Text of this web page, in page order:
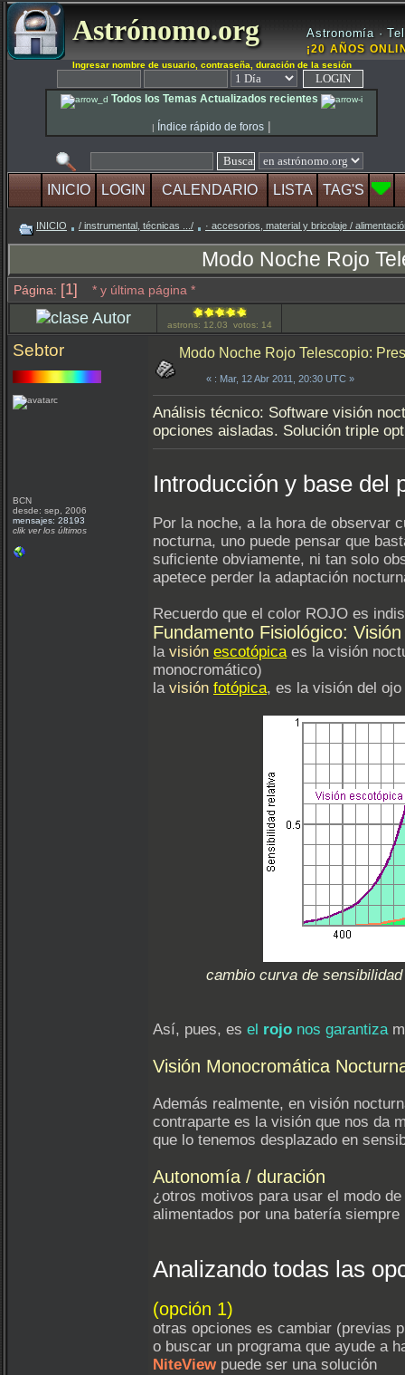
Astrónomo.org Astronomía ·
¡20 AÑOS
Ingresar nombre de usuario, contraseña, duración de la sesión
Todos los Temas Actualizados recientes
| Índice rápido de foros |
INICIO LOGIN CALENDARIO LISTA TAG'S
INICIO / instrumental, técnicas .../ · accesorios, material y bricolaje /
Modo Noche Rojo
Página: [1] * y última página *
Autor astrons: 12.03 votos: 14
Sebtor
BCN
desde: sep, 2006
mensajes: 28193
clik ver los últimos
Modo Noche Rojo Telescopio:
« : Mar, 12 Abr 2011, 20:30 UTC »
Análisis técnico: Software visión
opciones aisladas. Solución triple
Introducción y base del
Por la noche, a la hora de observar
nocturna, uno puede pensar que
suficiente obviamente, ni tan solo
apetece perder la adaptación
Recuerdo que el color ROJO es
Fundamento Fisiológico:
la visión escotópica es la visión
monocromático)
la visión fotópica, es la visión del
cambio curva de
Así, pues, es el rojo nos garantiza
Visión Monocromática
Además realmente, en visión
contraparte es la visión que nos da
que lo tenemos desplazado en
Autonomía / duración
¿otros motivos para usar el modo
alimentados por una batería
Analizando todas las
(opción 1)
otras opciones es cambiar (previas
o buscar un programa que ayude a
NiteView puede ser una solución